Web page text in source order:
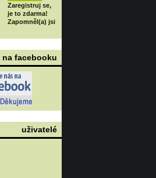
Zaregistruj se,
je to zdarma!
Zapomněl(a) jsi
na facebooku
uživatelé